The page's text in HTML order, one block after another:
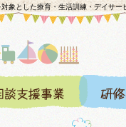
象とした療育・生活訓練・デイサー